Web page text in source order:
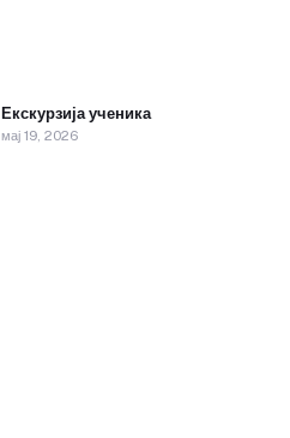
Екскурзија ученика
мај 19, 2026